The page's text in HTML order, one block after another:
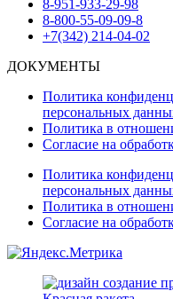
8-951-933-29-98
8-800-55-09-09-8
+7(342) 214-04-02
ДОКУМЕНТЫ
Политика
персональных
Политика в
Согласие на
Политика
персональных
Политика в
Согласие на